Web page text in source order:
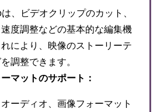
、ビデオクリップのカット、
度調整などの基本的な編集機
により、映像のストーリーテ
調整できます。
マットのサポート：
ーディオ、画像フォーマット